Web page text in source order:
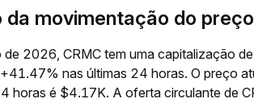
da movimentação do
de 2026, CRMC tem uma capitalização
nas últimas 24 horas. O preço
horas é $4.17K. A oferta circulante de